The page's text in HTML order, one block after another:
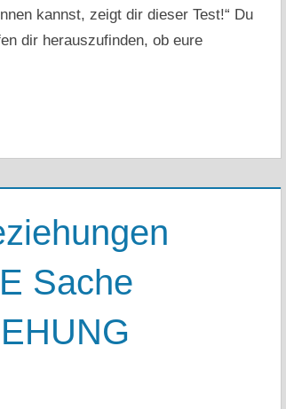
kannst, zeigt dir dieser Test!“ Du
dir herauszufinden, ob eure
Sache